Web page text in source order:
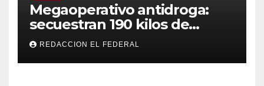
Megaoperativo antidroga:
secuestran 190 kilos de
marihuana que tenían como
destino La Rioja y Catamarca
REDACCION EL FEDERAL